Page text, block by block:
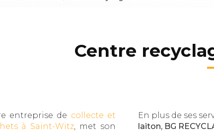
Centre
entreprise de collecte et
à Saint-Witz, met son
En plus de ses
laiton, BG